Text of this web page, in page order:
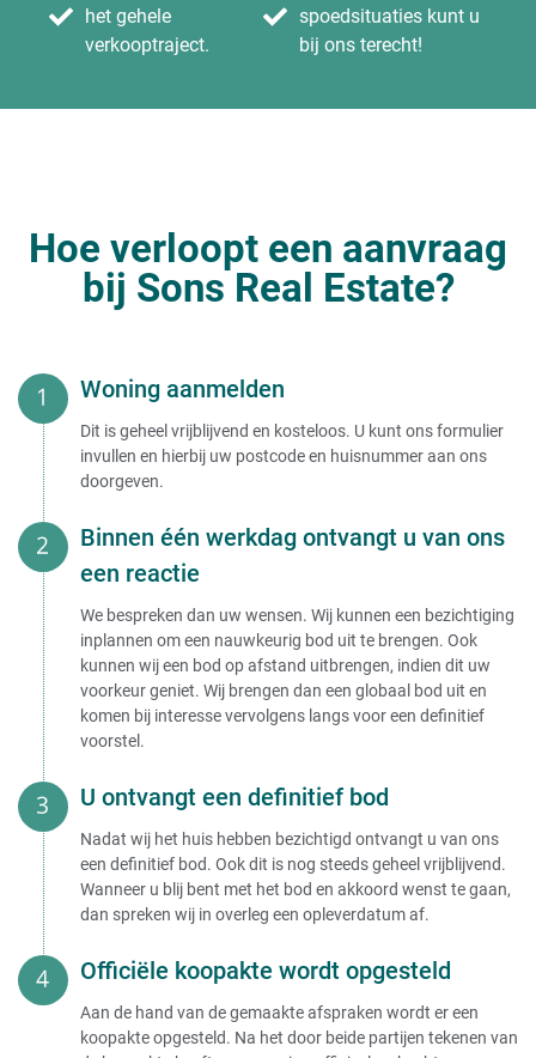
het gehele
verkooptraject.
spoedsituaties kunt u
bij ons terecht!
Hoe verloopt een aanvraag
bij Sons Real Estate?
Woning aanmelden
Dit is geheel vrijblijvend en kosteloos. U kunt ons formulier
invullen en hierbij uw postcode en huisnummer aan ons
doorgeven.
Binnen één werkdag ontvangt u van ons
een reactie
We bespreken dan uw wensen. Wij kunnen een bezichtiging
inplannen om een nauwkeurig bod uit te brengen. Ook
kunnen wij een bod op afstand uitbrengen, indien dit uw
voorkeur geniet. Wij brengen dan een globaal bod uit en
komen bij interesse vervolgens langs voor een definitief
voorstel.
U ontvangt een definitief bod
Nadat wij het huis hebben bezichtigd ontvangt u van ons
een definitief bod. Ook dit is nog steeds geheel vrijblijvend.
Wanneer u blij bent met het bod en akkoord wenst te gaan,
dan spreken wij in overleg een opleverdatum af.
Officiële koopakte wordt opgesteld
Aan de hand van de gemaakte afspraken wordt er een
koopakte opgesteld. Na het door beide partijen tekenen van